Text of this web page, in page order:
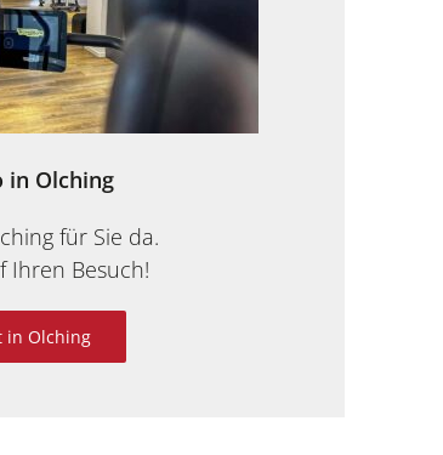
in Olching
für Sie da.
Ihren Besuch!
in Olching